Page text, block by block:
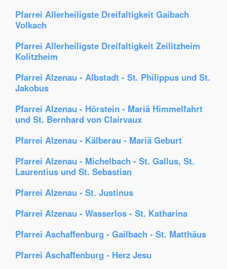
Pfarrei Allerheiligste Dreifaltigkeit Gaibach
Volkach
Pfarrei Allerheiligste Dreifaltigkeit Zeilitzheim
Kolitzheim
Pfarrei Alzenau - Albstadt - St. Philippus und St.
Jakobus
Pfarrei Alzenau - Hörstein - Mariä Himmelfahrt
und St. Bernhard von Clairvaux
Pfarrei Alzenau - Kälberau - Mariä Geburt
Pfarrei Alzenau - Michelbach - St. Gallus, St.
Laurentius und St. Sebastian
Pfarrei Alzenau - St. Justinus
Pfarrei Alzenau - Wasserlos - St. Katharina
Pfarrei Aschaffenburg - Gailbach - St. Matthäus
Pfarrei Aschaffenburg - Herz Jesu